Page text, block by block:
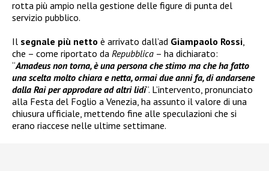
rotta più ampio nella gestione delle figure di punta del
servizio pubblico.
Il segnale più netto è arrivato dall’ad Giampaolo Rossi,
che – come riportato da Repubblica – ha dichiarato:
“Amadeus non torna, è una persona che stimo ma che ha fatto
una scelta molto chiara e netta, ormai due anni fa, di andarsene
dalla Rai per approdare ad altri lidi”. L’intervento, pronunciato
alla Festa del Foglio a Venezia, ha assunto il valore di una
chiusura ufficiale, mettendo fine alle speculazioni che si
erano riaccese nelle ultime settimane.